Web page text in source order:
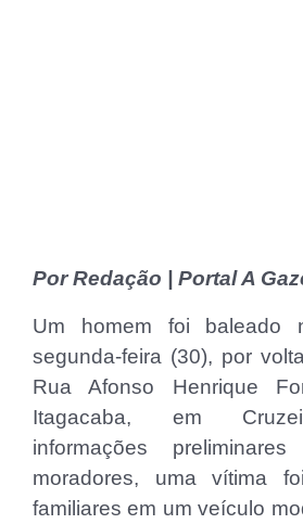
Por Redação | Portal A
Um homem foi baleado
segunda-feira (30), por
Rua Afonso Henrique
Itagacaba, em
informações
moradores, uma vítima
familiares em um veículo